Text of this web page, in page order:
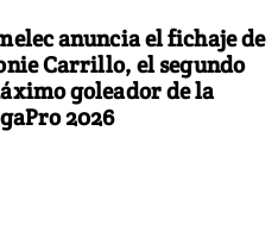
anuncia el fichaje de
Carrillo, el segundo
goleador de la
2026